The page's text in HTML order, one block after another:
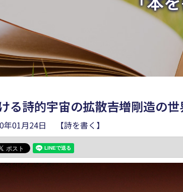
る詩的宇宙の拡散――吉増剛造の
年01月24日 【詩を書く】